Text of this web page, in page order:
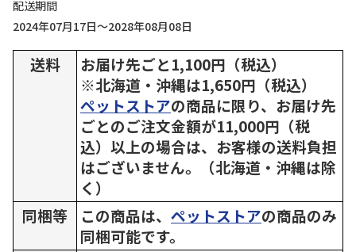
配送期間
2024年07月17日～2028年08月08日
送料
お届け先ごと1,100円（税込）
※北海道・沖縄は1,650円（税込）
ペットストアの商品に限り、お届け先
ごとのご注文金額が11,000円（税
込）以上の場合は、お客様の送料負担
はございません。（北海道・沖縄は除
く）
同梱等
この商品は、 ペットストアの商品のみ
同梱可能です。